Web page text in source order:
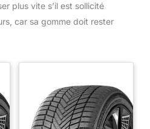
plus vite s’il est sollicité
car sa gomme doit rester